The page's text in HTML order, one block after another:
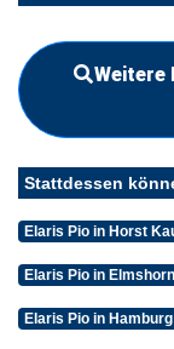
Weitere
Stattdessen
Elaris Pio in Horst
Elaris Pio in
Elaris Pio in